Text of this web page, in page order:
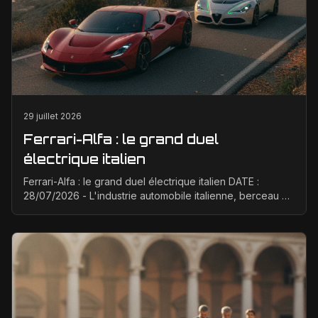
29 juillet 2026
Ferrari-Alfa : le grand duel
électrique italien
Ferrari-Alfa : le grand duel électrique italien DATE :
28/07/2026 - L'industrie automobile italienne, berceau de